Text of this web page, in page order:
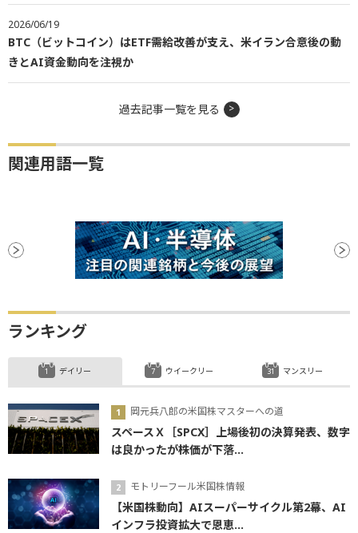
2026/06/19
BTC（ビットコイン）はETF需給改善が支え、米イラン合意後の動
きとAI資金動向を注視か
過去記事一覧を見る
関連用語一覧
ランキング
デイリー
岡元兵八郎の米国株マスターへの道
スペースＸ［SPCX］上場後初の決算発表、数字
は良かったが株価が下落...
モトリーフール米国株情報
【米国株動向】AIスーパーサイクル第2幕、AI
インフラ投資拡大で恩恵...
ウイークリー マンスリー